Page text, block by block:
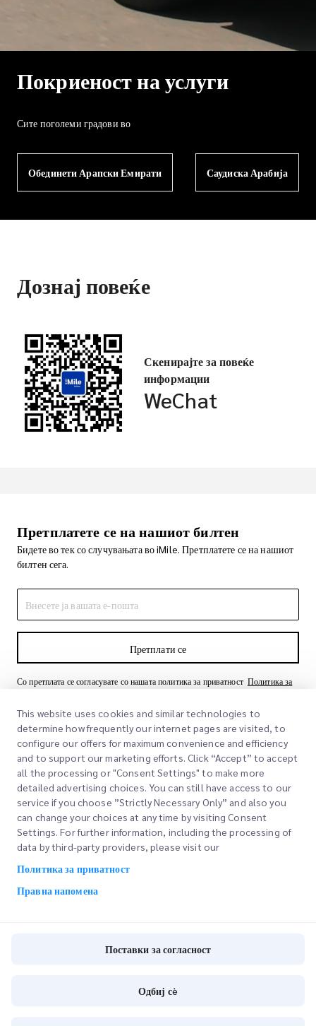
Покриеност на услуги
Сите поголеми градови во
Обединети Арапски Емирати Саудиска Арабија
Дознај повеќе
Скенирајте за повеќе
информации
WeChat
Претплатете се на нашиот билтен
Бидете во тек со случувањата во iMile. Претплатете се на нашиот
билтен сега.
Претплати се
Со претплата се согласувате со нашата политика за приватност Политика за
Брзи линкови
Локации на канцеларии
Побарајте понуда
Корпоративно
За нас
Наши услуги
This website uses cookies and similar technologies to
determine how frequently our internet pages are visited, to
configure our offers for maximum convenience and efficiency
and to support our marketing efforts. Click “Accept” to accept
all the processing or "Consent Settings" to make more
detailed advertising choices. You can still have access to our
service if you choose ”Strictly Necessary Only” and also you
can change your choices at any time by visiting Consent
Settings. For further information, including the processing of
data by third-party providers, please visit our
Политика за приватност
Правна напомена
Поставки за согласност
Одбиј сè